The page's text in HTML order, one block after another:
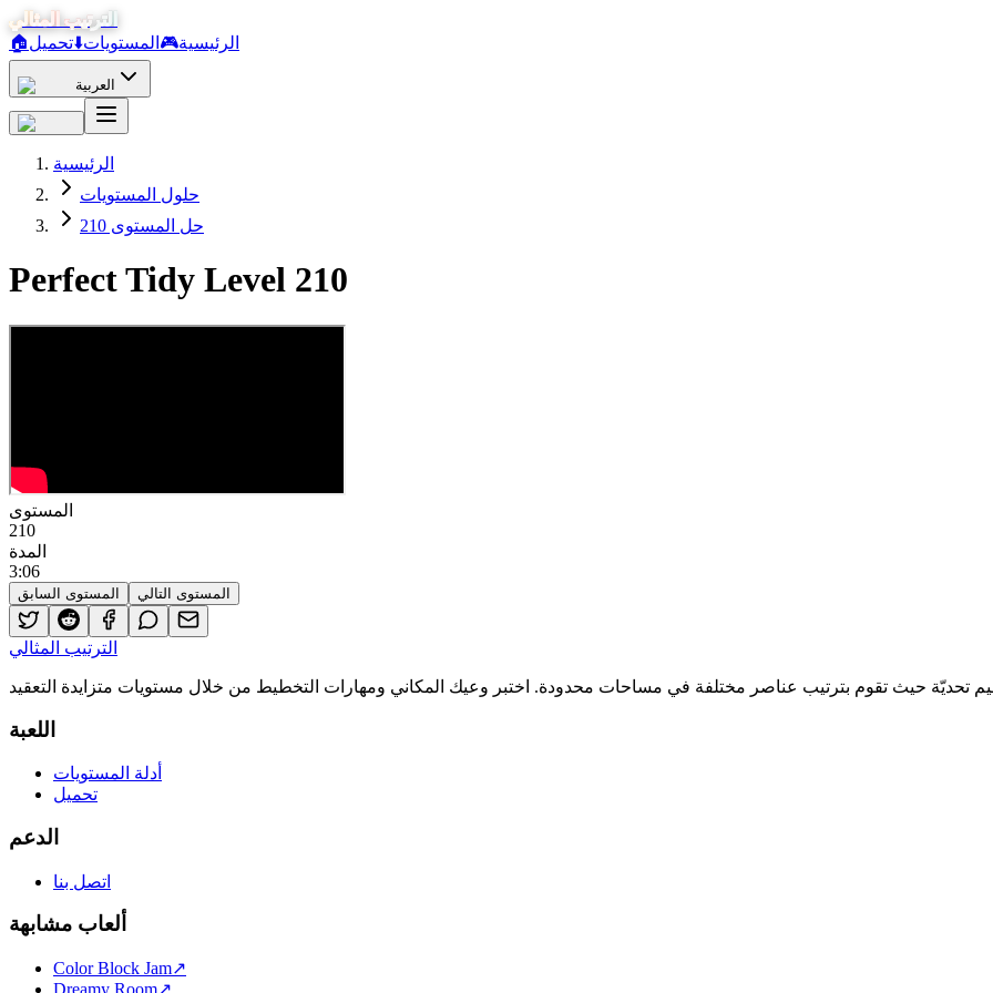
الترتيب المثالي
🏠
الرئيسية🎮 المستويات⬇️تحميل
العربية
الرئيسية
حلول المستويات
حل المستوى 210
Perfect Tidy Level 210
المستوى
210
المدة
3:06
المستوى السابق المستوى التالي
الترتيب المثالي
اللعبة
أدلة المستويات
تحميل
الدعم
اتصل بنا
ألعاب مشابهة
Color Block Jam↗️